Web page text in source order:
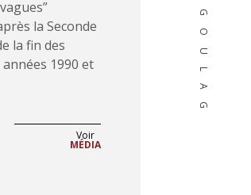
DU GOULAG
la Seconde
la fin des
1990 et
Voir
MÉDIA